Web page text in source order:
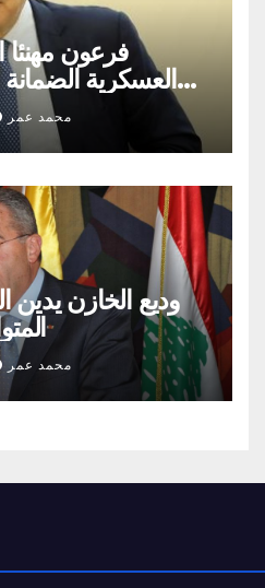
فرعون
العسكرية
محمد عمر
وديع الخازن يدين
محمد عمر